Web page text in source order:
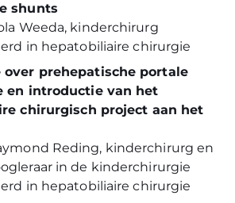
shunts
Weeda, kinderchirurg
in hepatobiliaire chirurgie
over prehepatische portale
en introductie van het
chirurgisch project aan het
Reding, kinderchirurg en
in de kinderchirurgie
in hepatobiliaire chirurgie